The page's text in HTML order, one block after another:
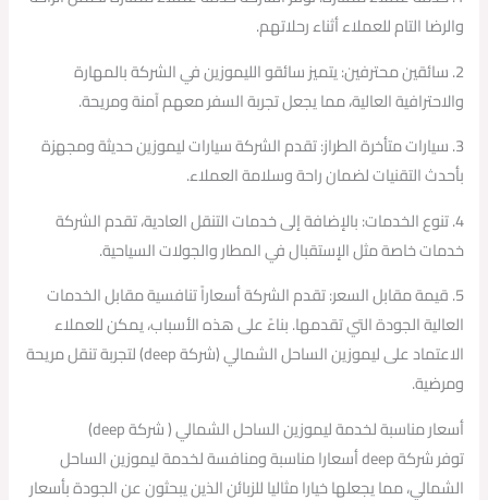
والرضا التام للعملاء أثناء رحلاتهم.
2. سائقين محترفين: يتميز سائقو الليموزين في الشركة بالمهارة
والاحترافية العالية، مما يجعل تجربة السفر معهم آمنة ومريحة.
3. سيارات متأخرة الطراز: تقدم الشركة سيارات ليموزين حديثة ومجهزة
بأحدث التقنيات لضمان راحة وسلامة العملاء.
4. تنوع الخدمات: بالإضافة إلى خدمات التنقل العادية، تقدم الشركة
خدمات خاصة مثل الإستقبال في المطار والجولات السياحية.
5. قيمة مقابل السعر: تقدم الشركة أسعاراً تنافسية مقابل الخدمات
العالية الجودة التي تقدمها. بناءً على هذه الأسباب، يمكن للعملاء
الاعتماد على ليموزين الساحل الشمالي (شركة deep) لتجربة تنقل مريحة
ومرضية.
أسعار مناسبة لخدمة ليموزين الساحل الشمالي ( شركة deep)
توفر شركة deep أسعارا مناسبة ومنافسة لخدمة ليموزين الساحل
الشمالي، مما يجعلها خيارا مثاليا للزبائن الذين يبحثون عن الجودة بأسعار